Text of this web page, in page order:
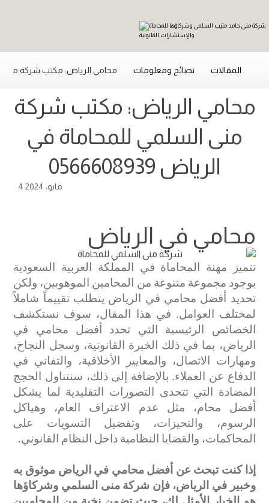
المقالات نصائح ومعلومات محامي الرياض: مكتب شركة منى السلمي
محامي الرياض: مكتب شركة
منى السلمي للمحاماة في
الرياض 0566608939
4 مايو، 2024
محامي في الرياض
تتميز مهنة المحاماة في المملكة العربية السعودية
بوجود مجموعة متنوعة من المحامين الموهوبين، ولكن
تحديد أفضل محامي في الرياض يتطلب تقييماً شاملاً
لمختلف العوامل. في هذا المقال، سوف نستكشف
الخصائص الرئيسية التي تحدد أفضل محامي في
الرياض، بما في ذلك الخبرة القانونية، وسجل النجاح،
ومهارات الاتصال، والمعايير الأخلاقية، والتفاني في
الدفاع عن العملاء. بالإضافة إلى ذلك، سنتناول الحجج
المضادة التي تتحدى التصورات التقليدية لما يشكل
أفضل محام، مثل عدم الاعتراف العام، وهياكل
الرسوم، والتحيزات، وتفضيل التسويات على
المحاكمات، والقضايا النظامية داخل النظام القانوني.
إذا كنت تبحث عن أفضل محامي في الرياض موثوق به
وخبير في الرياض، فإن شركة منى السلمي وشركاؤها